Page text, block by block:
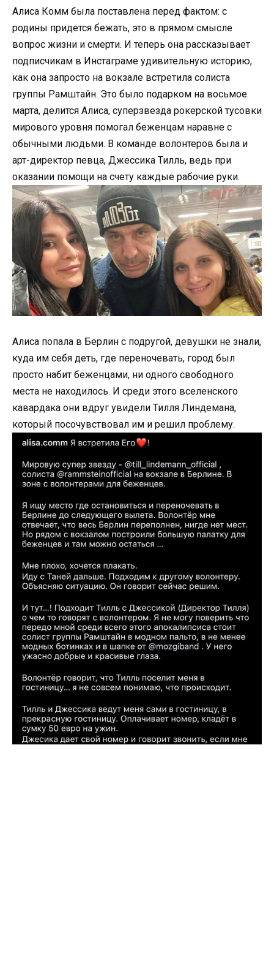
Алиса Комм была поставлена перед фактом: с
родины придется бежать, это в прямом смысле
вопрос жизни и смерти. И теперь она рассказывает
подписчикам в Инстаграме удивительную историю,
как она запросто на вокзале встретила солиста
группы Рамштайн. Это было подарком на восьмое
марта, делится Алиса, суперзвезда рокерской тусовки
мирового уровня помогал беженцам наравне с
обычными людьми. В команде волонтеров была и
арт-директор певца, Джессика Тилль, ведь при
оказании помощи на счету каждые рабочие руки.
Алиса попала в Берлин с подругой, девушки не знали,
куда им себя деть, где переночевать, город был
просто набит беженцами, ни одного свободного
места не находилось. И среди этого вселенского
кавардака они вдруг увидели Тилля Линдемана,
который посочувствовал им и решил проблему.